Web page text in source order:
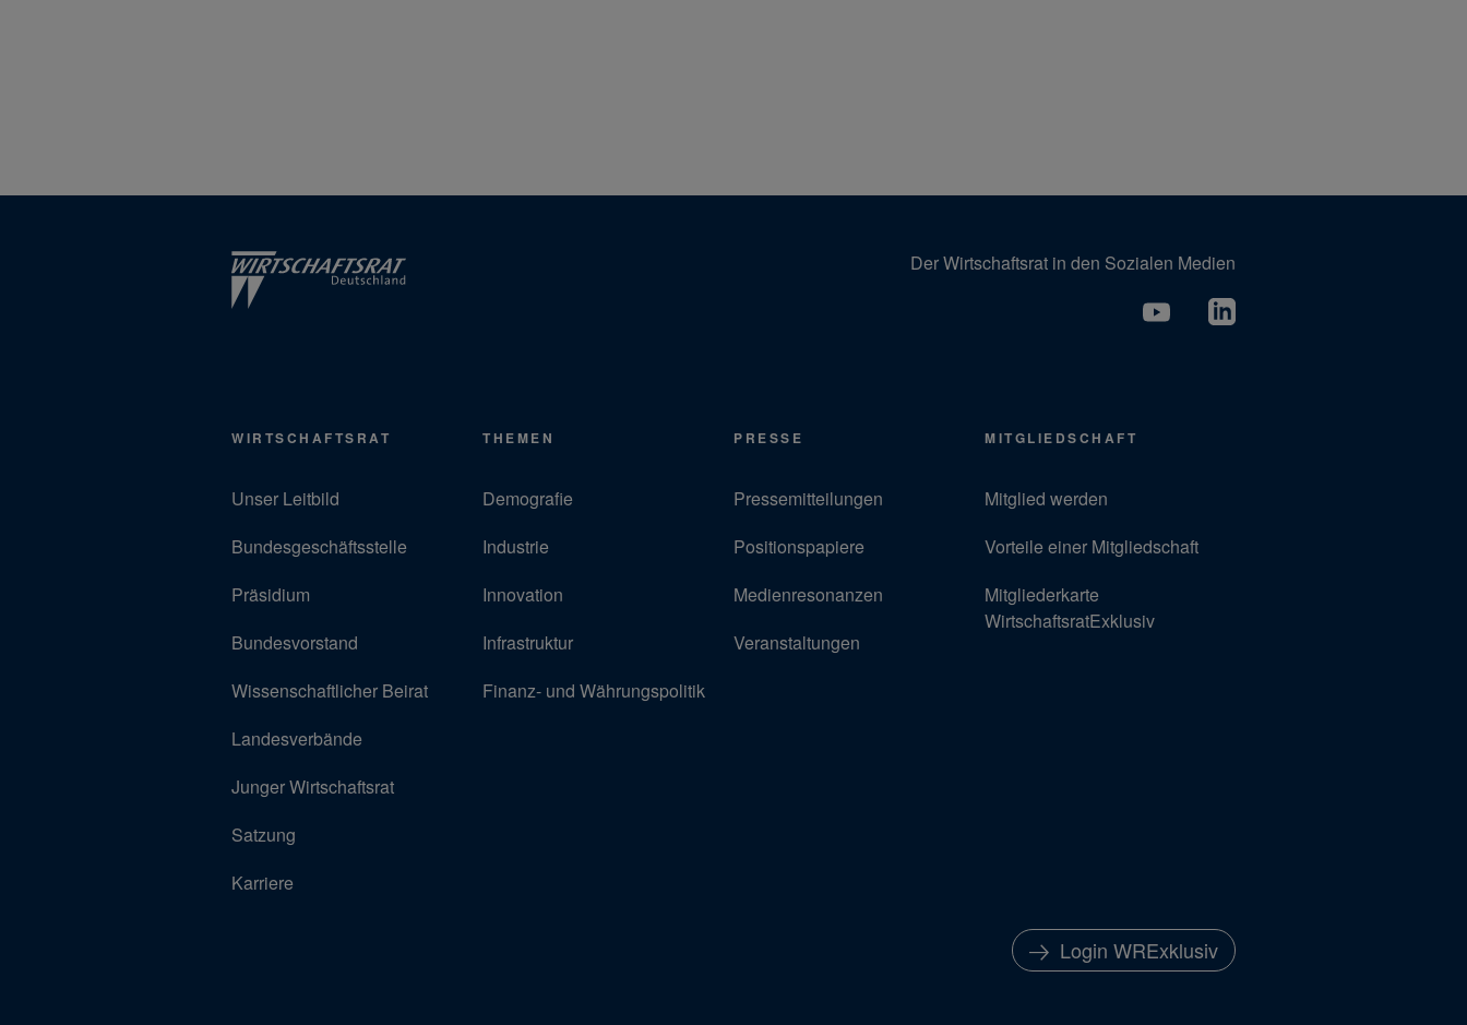
Der Wirtschaftsrat in den Sozialen Medien
WIRTSCHAFTSRAT
Unser Leitbild
Bundesgeschäftsstelle
Präsidium
Bundesvorstand
Wissenschaftlicher Beirat
Landesverbände
Junger Wirtschaftsrat
Satzung
Karriere
THEMEN
Demografie
Industrie
Innovation
Infrastruktur
Finanz- und Währungspolitik
PRESSE
Pressemitteilungen
Positionspapiere
Medienresonanzen
Veranstaltungen
MITGLIEDSCHAFT
Mitglied werden
Vorteile einer Mitgliedschaft
Mitgliederkarte
WirtschaftsratExklusiv
Login WRExklusiv